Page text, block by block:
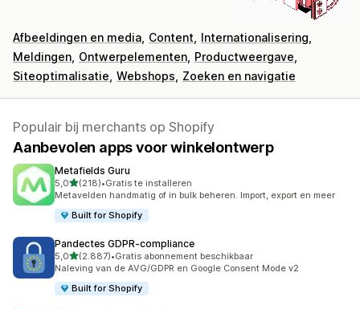
Afbeeldingen en media Content
Internationalisering
Meldingen Ontwerpelementen Productweergave
Siteoptimalisatie Webshops Zoeken en navigatie
Populair bij merchants op Shopify
Aanbevolen apps voor winkelontwerp
Metafields Guru
5,0van 5 sterren
(218)
218 recensies in totaal
•Gratis te installeren
Metavelden handmatig of in bulk beheren. Import, export en meer
Built for Shopify
Pandectes GDPR‑compliance
5,0van 5 sterren
(2.887)
2887 recensies in totaal
•Gratis abonnement beschikbaar
Naleving van de AVG/GDPR en Google Consent Mode v2
Built for Shopify